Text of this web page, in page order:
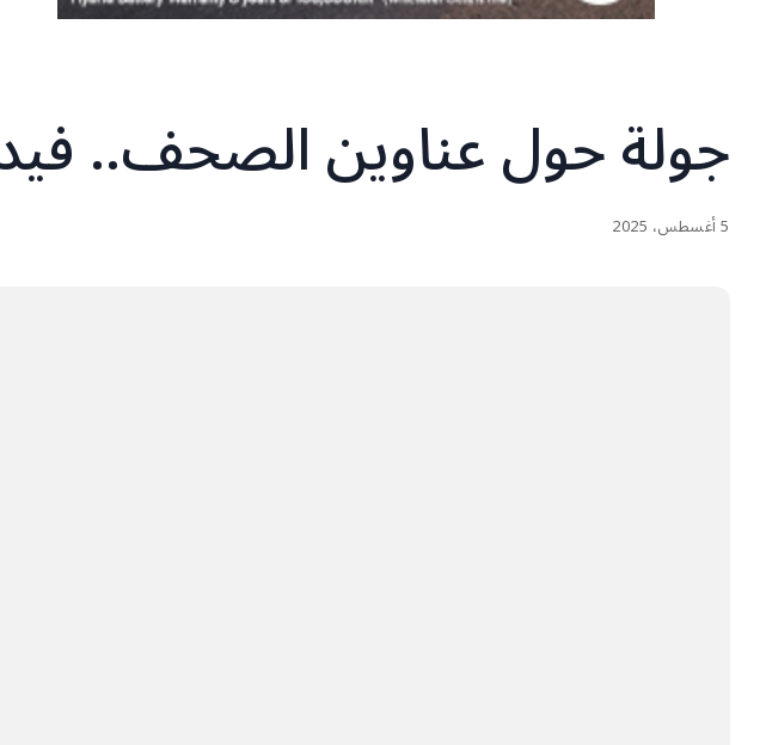
جولة حول عناوين الصحف..
5 أغسطس، 2025